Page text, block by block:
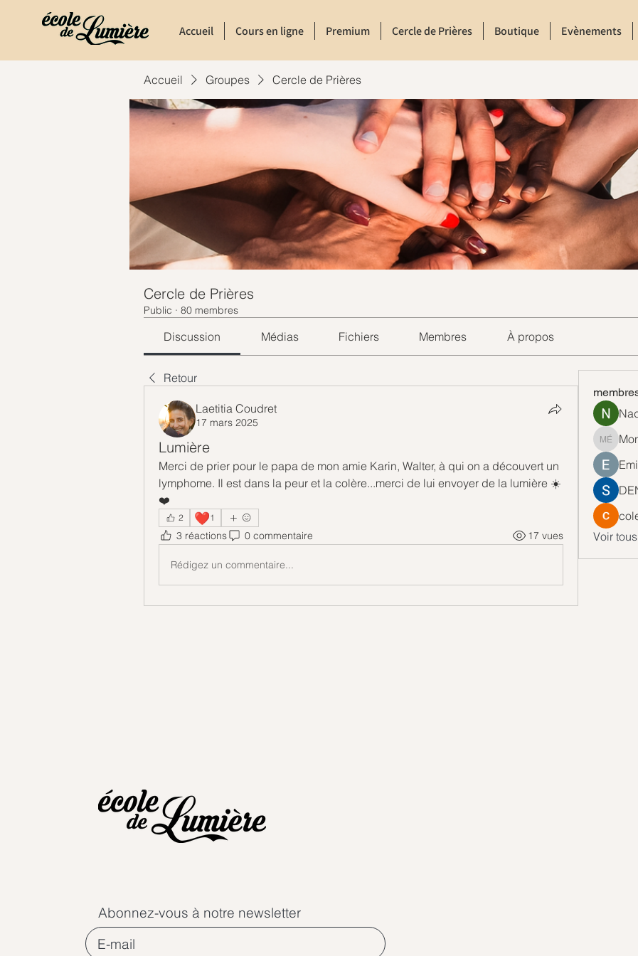
Accueil Cours en ligne Premium Cercle de Prières Boutique Evènements
Accueil Groupes Cercle de Prières
Cercle de Prières
Public · 80 membres
Discussion Médias Fichiers Membres À propos
Retour
Laetitia Coudret
17 mars 2025
Lumière
Merci de prier pour le papa de mon amie Karin, Walter, à qui on a découvert un
lymphome. Il est dans la peur et la colère...merci de lui envoyer de la lumière ☀️
❤️
2 ❤️1
3 réactions 0 commentaire 17 vues
Rédigez un commentaire...
Voir
Abonnez-vous à notre newsletter